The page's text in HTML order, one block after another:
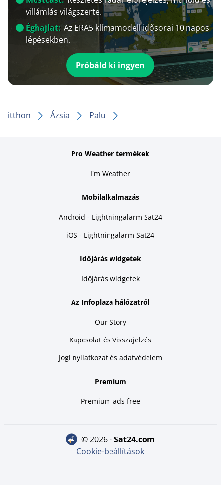
villámlás világszerte.
Éghajlat: Az ERA5 klímamodell idősorai 10 napos
lépésekben.
Próbáld ki ingyen
itthon Ázsia Palu
Pro Weather termékek
I'm Weather
Mobilalkalmazás
Android - Lightningalarm Sat24
iOS - Lightningalarm Sat24
Időjárás widgetek
Időjárás widgetek
Az Infoplaza hálózatról
Our Story
Kapcsolat és Visszajelzés
Jogi nyilatkozat és adatvédelem
Premium
Premium ads free
© 2026 - sat24.com
Cookie-beállítások